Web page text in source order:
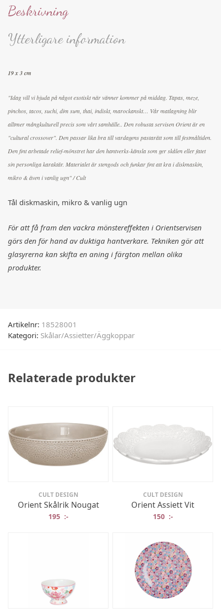
Beskrivning
Ytterligare information
19 x 3 cm
"Idag vill vi bjuda på något exotiskt när vänner kommer på middag. Tapas, meze,
pinchos, tacos, suchi, dim sum, thai, indiskt, marockanskt… Vår matlagning blir
alltmer mångkulturell precis som vårt samhälle.. Den robusta servisen Orient är en
"cultural crossover". Den passar lika bra till vardagens pastarätt som till festmåltiden.
Den fint arbetade relief-mönstret har den hantverks-känsla som ger skålen eller fatet
sin personliga karaktär. Materialet är stengods och funkar fint att kra i diskmaskin,
mikro & även i vanlig ugn" / Cult
Tål diskmaskin, mikro & vanlig ugn
För att få fram den vackra mönstereffekten i Orientservisen
görs den för hand av duktiga hantverkare. Tekniken gör att
glasyrerna kan skifta en aning i färgton mellan olika
produkter.
Artikelnr: 18528001
Kategori: Skålar/Assietter/Äggkoppar
Relaterade produkter
CULT DESIGN
Orient Skålrik Nougat
195 :-
CULT DESIGN
Orient Assiett Vit
150 :-